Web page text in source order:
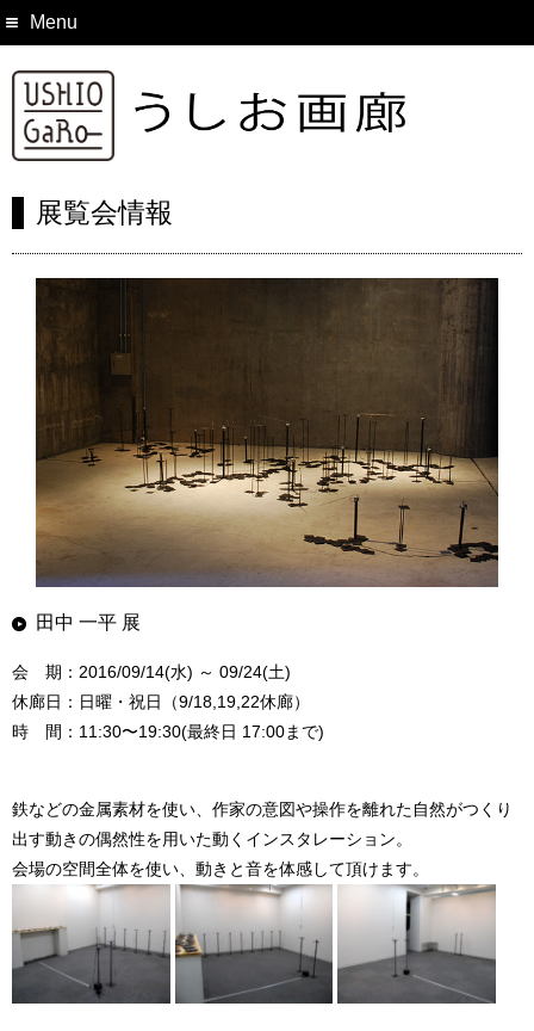
Menu
展覧会情報
田中 一平 展
会 期：2016/09/14(水) ～ 09/24(土)
休廊日：日曜・祝日（9/18,19,22休廊）
時 間：11:30〜19:30(最終日 17:00まで)
鉄などの金属素材を使い、作家の意図や操作を離れた自然がつくり
出す動きの偶然性を用いた動くインスタレーション。
会場の空間全体を使い、動きと音を体感して頂けます。